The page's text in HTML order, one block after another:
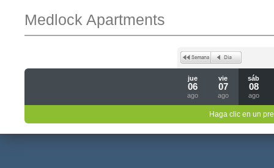
Medlock Apartments
jue
06
ago
vie
07
ago
sáb
08
ago
Haga clic en un